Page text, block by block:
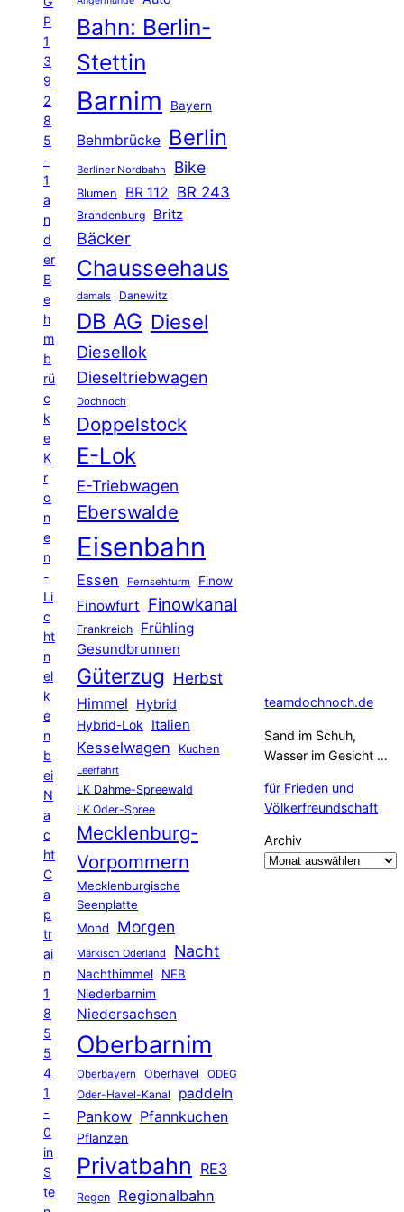
P
1
3
9
2
8
5
-
1
a
n
d
er
B
e
h
m
b
rü
c
k
e
K
r
o
n
e
n
-
Li
c
ht
n
el
k
e
n
b
ei
N
a
c
ht
C
a
p
tr
ai
n
1
8
5
5
4
1
-
0
in
S
te
Bahn: Berlin-
Stettin
Barnim Bayern
Behmbrücke Berlin
Berliner Nordbahn Bike
Blumen BR 112 BR 243
Brandenburg Britz
Bäcker
Chausseehaus
damals Danewitz
DB AG Diesel
Diesellok
Dieseltriebwagen
Dochnoch
Doppelstock
E-Lok
E-Triebwagen
Eberswalde
Eisenbahn
Essen Fernsehturm Finow
Finowfurt Finowkanal
Frankreich Frühling
Gesundbrunnen
Güterzug Herbst
Himmel
Hybrid
Hybrid-Lok Italien
Kesselwagen Kuchen
Leerfahrt
LK Dahme-Spreewald
LK Oder-Spree
Mecklenburg-
Vorpommern
Mecklenburgische
Seenplatte
Mond
Morgen
Märkisch Oderland Nacht
Nachthimmel
NEB
Niederbarnim
Niedersachsen
Oberbarnim
Oberbayern Oberhavel ODEG
Oder-Havel-Kanal paddeln
Pankow Pfannkuchen
Pflanzen
Privatbahn RE3
Regen Regionalbahn
teamdochnoch.de
Sand im Schuh,
Wasser im Gesicht …
für Frieden und
Völkerfreundschaft
Archiv